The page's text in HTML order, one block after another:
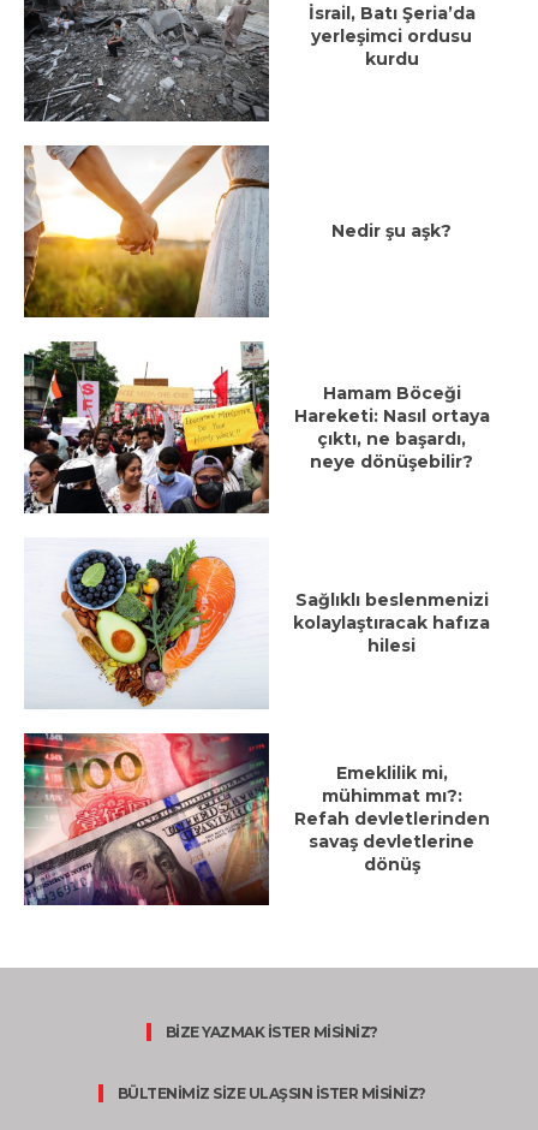
İsrail, Batı Şeria’da
yerleşimci ordusu
kurdu
Nedir şu aşk?
Hamam Böceği
Hareketi: Nasıl ortaya
çıktı, ne başardı,
neye dönüşebilir?
Sağlıklı beslenmenizi
kolaylaştıracak hafıza
hilesi
Emeklilik mi,
mühimmat mı?:
Refah devletlerinden
savaş devletlerine
dönüş
BİZE YAZMAK İSTER MİSİNİZ?
BÜLTENİMİZ SİZE ULAŞSIN İSTER MİSİNİZ?